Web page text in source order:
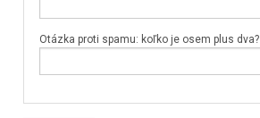
Otázka proti spamu: koľko je osem plus dva?